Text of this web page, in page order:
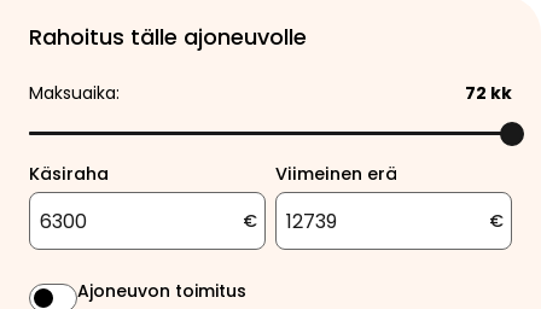
Rahoitus tälle ajoneuvolle
Maksuaika: 72 kk
Käsiraha
€
Viimeinen erä
€
Ajoneuvon toimitus